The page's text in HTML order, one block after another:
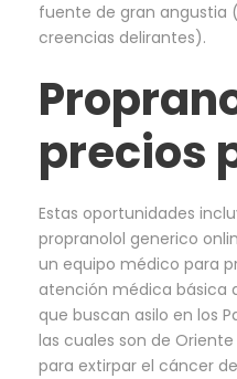
fuente de gran angustia
creencias delirantes).
precios
Estas oportunidades
propranolol generico
un equipo médico para
atención médica básica
que buscan asilo en los
las cuales son de
para extirpar el cáncer